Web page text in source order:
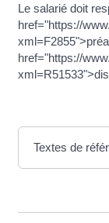
Le salarié doit
href="https://
href="https://
Textes de